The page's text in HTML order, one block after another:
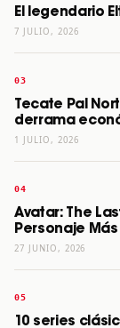
El legendario
7 JULIO, 2026
Tecate Pal
derrama
1 JULIO, 2026
Avatar: The
Personaje
27 JUNIO, 2026
10 series